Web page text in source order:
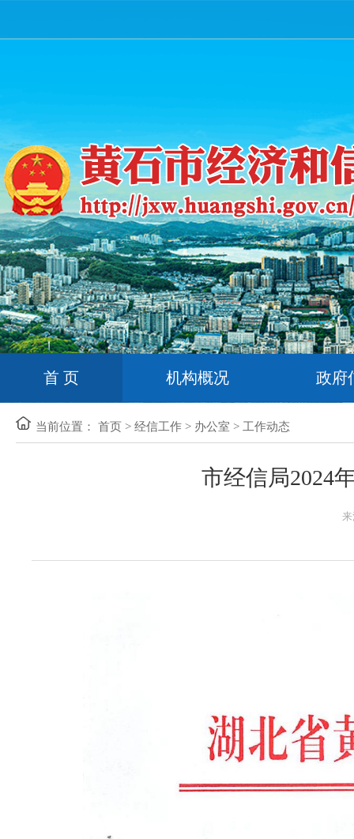
首 页 机构概况 政府
当前位置： 首页 > 经信工作 > 办公室 > 工作动态
市经信局2024